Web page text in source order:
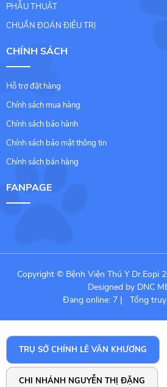
PHẪU THUẬT
CHUẨN ĐOÁN ĐIỀU TRỊ
CHÍNH SÁCH
Hỗ trợ đặt hàng
Chính sách mua hàng
Chính sách bảo hành
Chính sách bảo mật thông tin
Chính sách bán hàng
FANPAGE
Copyright © Bệnh Viện Thú Y Dr.Eopi
Designed by DNC
Đang online: 7| Tổng
TRỤ SỞ CHÍNH LÊ VĂN KHƯƠNG
CHI NHÁNH NGUYỄN THỊ ĐẶNG